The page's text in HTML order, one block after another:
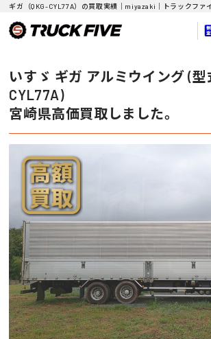
ギガ（QKG-CYL77A）の買取実績｜miyazaki｜トラックファ
いすゞ ギガ アルミウイング (型
CYL77A)
宮崎県高価買取しました。